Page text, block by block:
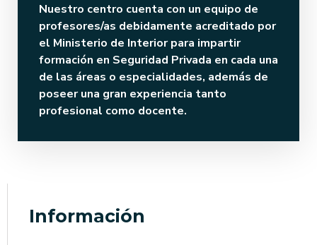
Nuestro centro cuenta con un equipo de
profesores/as debidamente acreditado por
el Ministerio de Interior para impartir
formación en Seguridad Privada en cada una
de las áreas o especialidades, además de
poseer una gran experiencia tanto
profesional como docente.
Información